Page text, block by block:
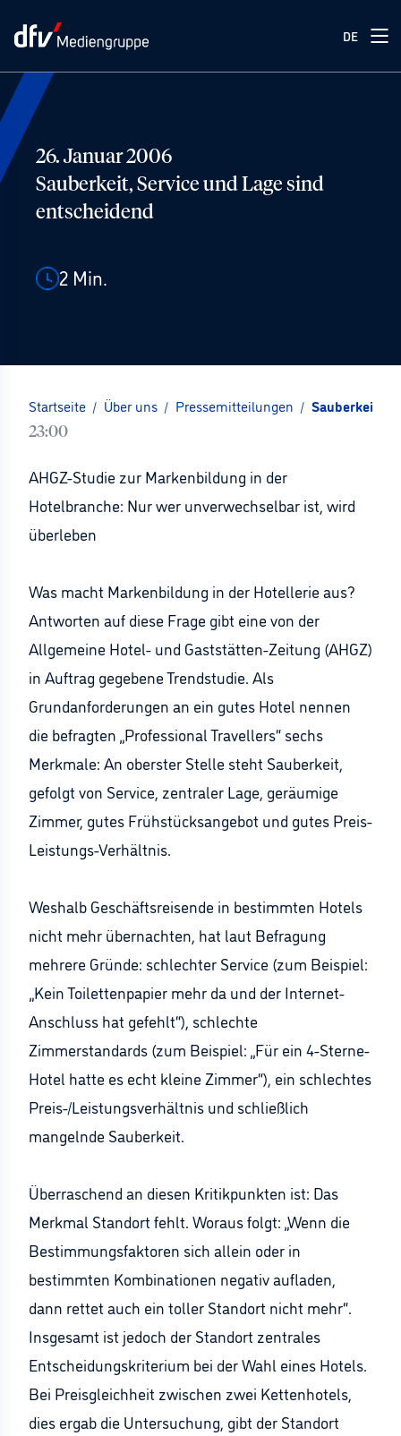
DE
26. Januar 2006
Sauberkeit, Service und Lage sind
entscheidend
2 Min.
Startseite / Über uns / Pressemitteilungen / Sauberkeit,
23:00
AHGZ-Studie zur Markenbildung in der
Hotelbranche: Nur wer unverwechselbar ist, wird
überleben
Was macht Markenbildung in der Hotellerie aus?
Antworten auf diese Frage gibt eine von der
Allgemeine Hotel- und Gaststätten-Zeitung (AHGZ)
in Auftrag gegebene Trendstudie. Als
Grundanforderungen an ein gutes Hotel nennen
die befragten „Professional Travellers“ sechs
Merkmale: An oberster Stelle steht Sauberkeit,
gefolgt von Service, zentraler Lage, geräumige
Zimmer, gutes Frühstücksangebot und gutes Preis-
Leistungs-Verhältnis.
Weshalb Geschäftsreisende in bestimmten Hotels
nicht mehr übernachten, hat laut Befragung
mehrere Gründe: schlechter Service (zum Beispiel:
„Kein Toilettenpapier mehr da und der Internet-
Anschluss hat gefehlt“), schlechte
Zimmerstandards (zum Beispiel: „Für ein 4-Sterne-
Hotel hatte es echt kleine Zimmer“), ein schlechtes
Preis-/Leistungsverhältnis und schließlich
mangelnde Sauberkeit.
Überraschend an diesen Kritikpunkten ist: Das
Merkmal Standort fehlt. Woraus folgt: „Wenn die
Bestimmungsfaktoren sich allein oder in
bestimmten Kombinationen negativ aufladen,
dann rettet auch ein toller Standort nicht mehr“.
Insgesamt ist jedoch der Standort zentrales
Entscheidungskriterium bei der Wahl eines Hotels.
Bei Preisgleichheit zwischen zwei Kettenhotels,
dies ergab die Untersuchung, gibt der Standort